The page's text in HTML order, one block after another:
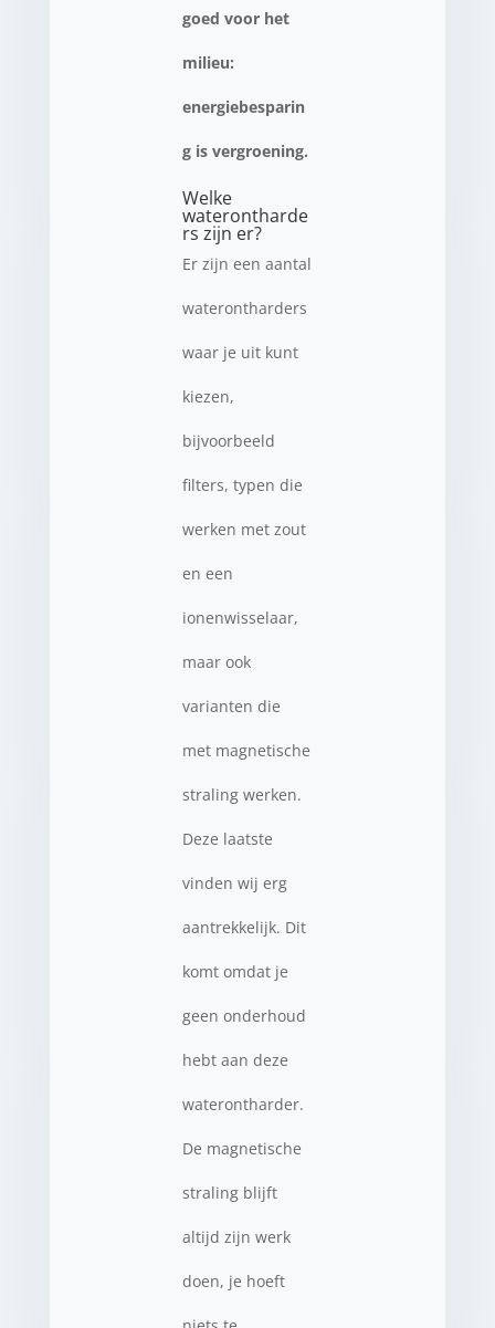
goed voor het
milieu:
energiebesparin
g is vergroening.
Welke
waterontharde
rs zijn er?
Er zijn een aantal
waterontharders
waar je uit kunt
kiezen,
bijvoorbeeld
filters, typen die
werken met zout
en een
ionenwisselaar,
maar ook
varianten die
met magnetische
straling werken.
Deze laatste
vinden wij erg
aantrekkelijk. Dit
komt omdat je
geen onderhoud
hebt aan deze
waterontharder.
De magnetische
straling blijft
altijd zijn werk
doen, je hoeft